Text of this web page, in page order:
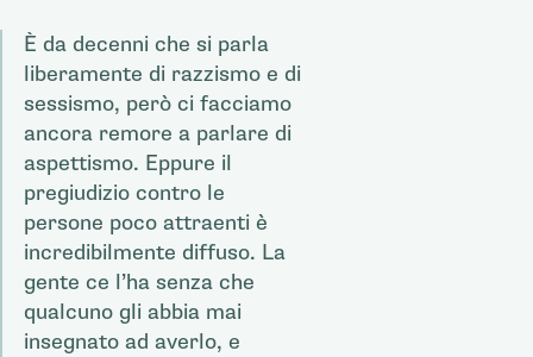
È da decenni che si parla
liberamente di razzismo e di
sessismo, però ci facciamo
ancora remore a parlare di
aspettismo. Eppure il
pregiudizio contro le
persone poco attraenti è
incredibilmente diffuso. La
gente ce l’ha senza che
qualcuno gli abbia mai
insegnato ad averlo, e